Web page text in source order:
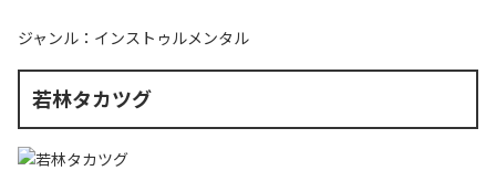
ジャンル： インストゥルメンタル
若林タカツグ